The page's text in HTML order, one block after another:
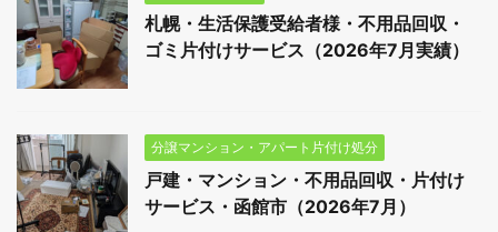
札幌・生活保護受給者様・不用品回収・
ゴミ片付けサービス（2026年7月実績）
分譲マンション・アパート片付け処分
戸建・マンション・不用品回収・片付け
サービス・函館市（2026年7月）